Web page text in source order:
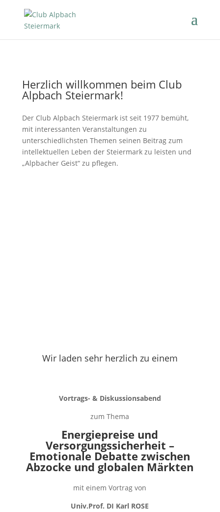
Herzlich willkommen beim Club
Alpbach Steiermark!
Der Club Alpbach Steiermark ist seit 1977 bemüht,
mit interessanten Veranstaltungen zu
unterschiedlichsten Themen seinen Beitrag zum
intellektuellen Leben der Steiermark zu leisten und
„Alpbacher Geist“ zu pflegen.
Wir laden sehr herzlich zu einem
Vortrags- & Diskussionsabend
zum Thema
Energiepreise und
Versorgungssicherheit –
Emotionale Debatte zwischen
Abzocke und globalen Märkten
mit einem Vortrag von
Univ.Prof. DI Karl ROSE